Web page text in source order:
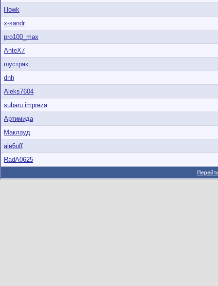
Howk
x-sandr
pro100_max
AnteX7
шустряк
dnh
Aleks7604
subaru impreza
Артимида
Маклауд
ale6off
RadA0625